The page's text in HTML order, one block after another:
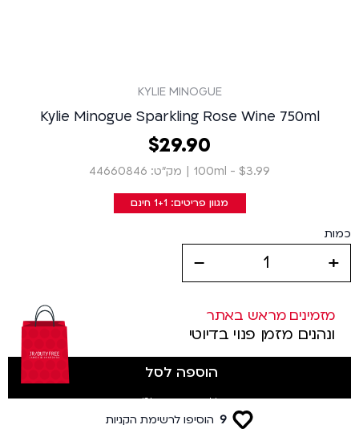
KYLIE MINOGUE
Kylie Minogue Sparkling Rose Wine 750ml
29.90
‏
$
$3.99 - 100ml
| מק״ט: 44660846
מגוון פריטים: 1+1 חינם
כמות
מזמינים מראש באתר
ונהנים מזמן פנוי בדיוטי
הוספה לסל
(לטסים מטרמינל 3)
9 הוסיפו לרשימת הקניות